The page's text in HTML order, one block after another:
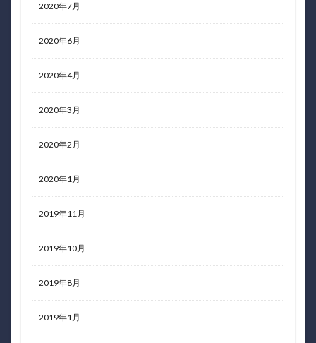
2020年7月
2020年6月
2020年4月
2020年3月
2020年2月
2020年1月
2019年11月
2019年10月
2019年8月
2019年1月